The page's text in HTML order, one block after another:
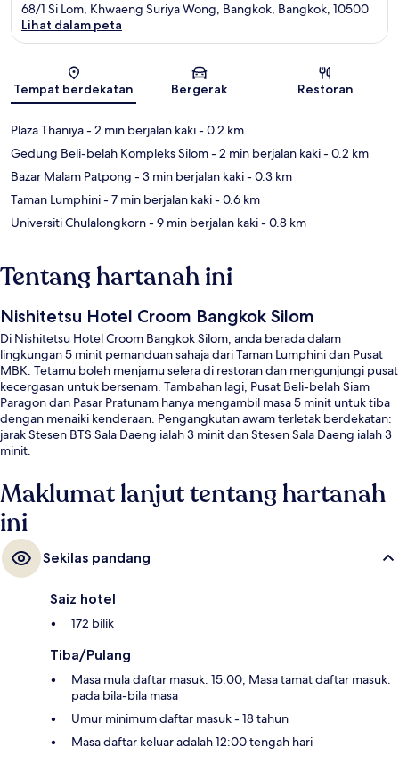
Peta
68/1 Si Lom, Khwaeng Suriya Wong, Bangkok, Bangkok, 10500
Lihat dalam peta
Tempat berdekatan Bergerak Restoran
Plaza Thaniya- 2 min berjalan kaki- 0.2 km
Gedung Beli-belah Kompleks Silom- 2 min berjalan kaki- 0.2 km
Bazar Malam Patpong - 3 min berjalan kaki- 0.3 km
Taman Lumphini- 7 min berjalan kaki- 0.6 km
Universiti Chulalongkorn- 9 min berjalan kaki- 0.8 km
Tentang hartanah ini
Nishitetsu Hotel Croom Bangkok Silom
Di Nishitetsu Hotel Croom Bangkok Silom, anda berada dalam
lingkungan 5 minit pemanduan sahaja dari Taman Lumphini dan Pusat
MBK. Tetamu boleh menjamu selera di restoran dan mengunjungi pusat
kecergasan untuk bersenam. Tambahan lagi, Pusat Beli-belah Siam
Paragon dan Pasar Pratunam hanya mengambil masa 5 minit untuk tiba
dengan menaiki kenderaan. Pengangkutan awam terletak berdekatan:
jarak Stesen BTS Sala Daeng ialah 3 minit dan Stesen Sala Daeng ialah 3
minit.
Maklumat lanjut tentang hartanah
ini
Sekilas pandang
Saiz hotel
172 bilik
Tiba/Pulang
Masa mula daftar masuk: 15:00; Masa tamat daftar masuk:
pada bila-bila masa
Umur minimum daftar masuk - 18 tahun
Masa daftar keluar adalah 12:00 tengah hari